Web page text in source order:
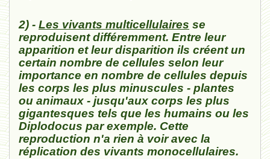
2) - Les vivants multicellulaires se
reproduisent différemment. Entre leur
apparition et leur disparition ils créent un
certain nombre de cellules selon leur
importance en nombre de cellules depuis
les corps les plus minuscules - plantes
ou animaux - jusqu'aux corps les plus
gigantesques tels que les humains ou les
Diplodocus par exemple. Cette
reproduction n'a rien à voir avec la
réplication des vivants monocellulaires.